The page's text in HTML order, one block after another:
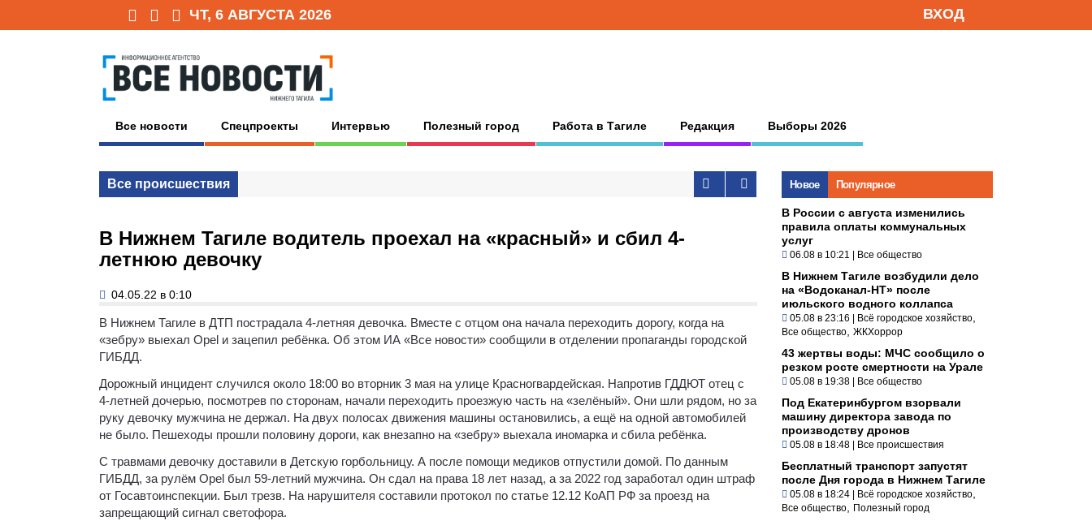
ЧТ, 6 АВГУСТА 2026 ВХОД
Все новости Спецпроекты Интервью Полезный город Работа в Тагиле Редакция Выборы 2026
Все происшествия
В Нижнем Тагиле водитель проехал на «красный» и сбил 4-
летнюю девочку
04.05.22 в 0:10
В Нижнем Тагиле в ДТП пострадала 4-летняя девочка. Вместе с отцом она начала переходить дорогу, когда на
«зебру» выехал Opel и зацепил ребёнка. Об этом ИА «Все новости» сообщили в отделении пропаганды городской
ГИБДД.
Дорожный инцидент случился около 18:00 во вторник 3 мая на улице Красногвардейская. Напротив ГДДЮТ отец с
4-летней дочерью, посмотрев по сторонам, начали переходить проезжую часть на «зелёный». Они шли рядом, но за
руку девочку мужчина не держал. На двух полосах движения машины остановились, а ещё на одной автомобилей
не было. Пешеходы прошли половину дороги, как внезапно на «зебру» выехала иномарка и сбила ребёнка.
С травмами девочку доставили в Детскую горбольницу. А после помощи медиков отпустили домой. По данным
ГИБДД, за рулём Opel был 59-летний мужчина. Он сдал на права 18 лет назад, а за 2022 год заработал один штраф
от Госавтоинспекции. Был трезв. На нарушителя составили протокол по статье 12.12 КоАП РФ за проезд на
запрещающий сигнал светофора.
Новое Популярное
В России с августа изменились
правила оплаты коммунальных
услуг
06.08 в 10:21 | Все общество
В Нижнем Тагиле возбудили дело
на «Водоканал-НТ» после
июльского водного коллапса
05.08 в 23:16 | Всё городское хозяйство
Все общество ЖКХоррор
43 жертвы воды: МЧС сообщило о
резком росте смертности на Урале
05.08 в 19:38 | Все общество
Под Екатеринбургом взорвали
машину директора завода по
производству дронов
05.08 в 18:48 | Все происшествия
Бесплатный транспорт запустят
после Дня города в Нижнем Тагиле
05.08 в 18:24 | Всё городское хозяйство
Все общество Полезный город